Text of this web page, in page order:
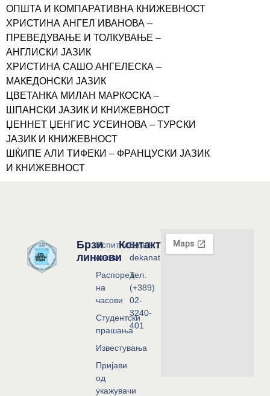
ОПШТА И КОМПАРАТИВНА КНИЖЕВНОСТ
ХРИСТИНА АНГЕЛ ИВАНОВА –
ПРЕВЕДУВАЊЕ И ТОЛКУВАЊЕ –
АНГЛИСКИ ЈАЗИК
ХРИСТИНА САШО АНГЕЛЕСКА –
МАКЕДОНСКИ ЈАЗИК
ЦВЕТАНКА МИЛАН МАРКОСКА –
ШПАНСКИ ЈАЗИК И КНИЖЕВНОСТ
ЏЕННЕТ ЏЕНГИС УСЕИНОВА – ТУРСКИ
ЈАЗИК И КНИЖЕВНОСТ
ШЌИПЕ АЛИ ТИФЕКИ – ФРАНЦУСКИ ЈАЗИК
И КНИЖЕВНОСТ
Брзи
линкови
Испитни
сесии
Распоред
на
часови
Студентски
прашања
Известувања
Пријави
од
укажувачи
Контакт
Email:
dekanat@flf.ukim.edu.mk
Тел:
(+389)
02-
3240-
401